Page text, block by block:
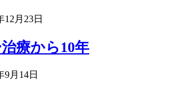
12月23日
療から10年
9月14日